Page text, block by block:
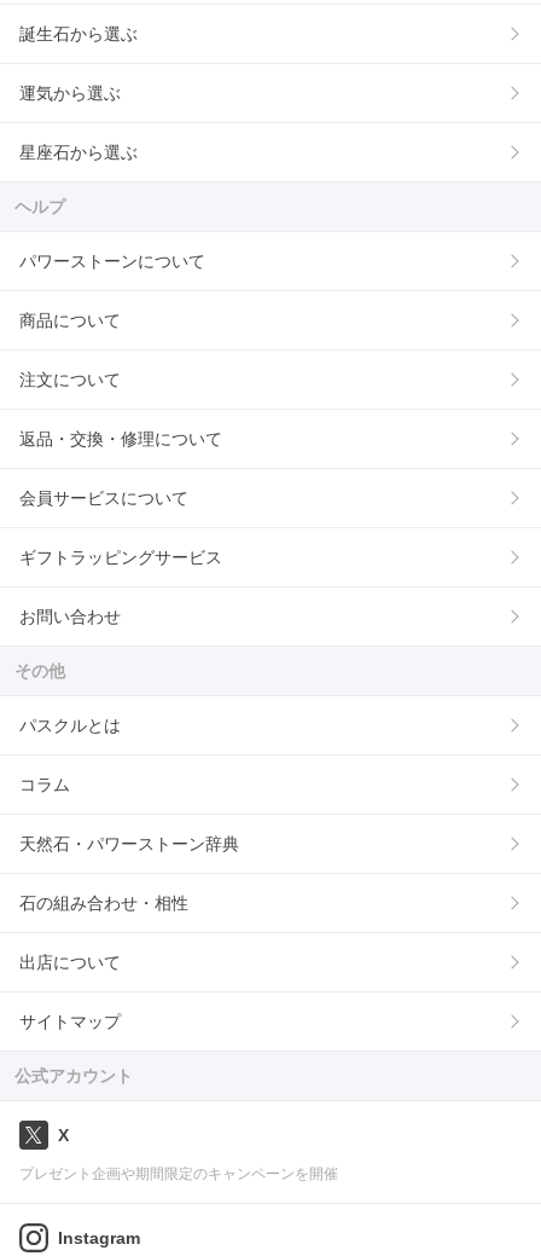
誕生石から選ぶ
運気から選ぶ
星座石から選ぶ
ヘルプ
パワーストーンについて
商品について
注文について
返品・交換・修理について
会員サービスについて
ギフトラッピングサービス
お問い合わせ
その他
パスクルとは
コラム
天然石・パワーストーン辞典
石の組み合わせ・相性
出店について
サイトマップ
公式アカウント
X
プレゼント企画や期間限定のキャンペーンを開催
Instagram